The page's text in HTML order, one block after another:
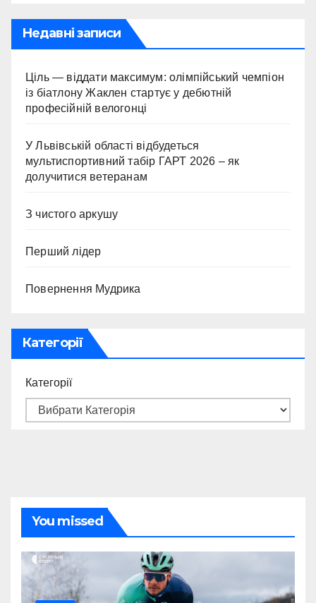
Недавні записи
Ціль — віддати максимум: олімпійський чемпіон
із біатлону Жаклен стартує у дебютній
професійній велогонці
У Львівській області відбудеться
мультиспортивний табір ГАРТ 2026 – як
долучитися ветеранам
З чистого аркушу
Перший лідер
Повернення Мудрика
Категорії
Категорії
You missed